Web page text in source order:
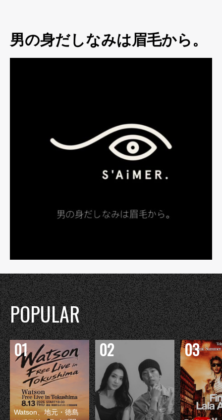
男の身だしなみは眉毛から。
POPULAR
Watson、地元・徳島